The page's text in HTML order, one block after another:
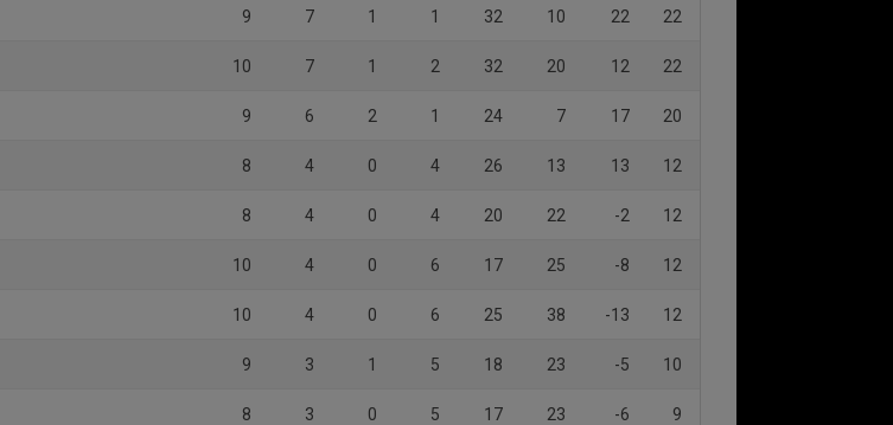
9 7 1 1 32 10 22 22
10 7 1 2 32 20 12 22
9 6 2 1 24 7 17 20
8 4 0 4 26 13 13 12
8 4 0 4 20 22 -2 12
10 4 0 6 17 25 -8 12
10 4 0 6 25 38 -13 12
9 3 1 5 18 23 -5 10
8 3 0 5 17 23 -6 9